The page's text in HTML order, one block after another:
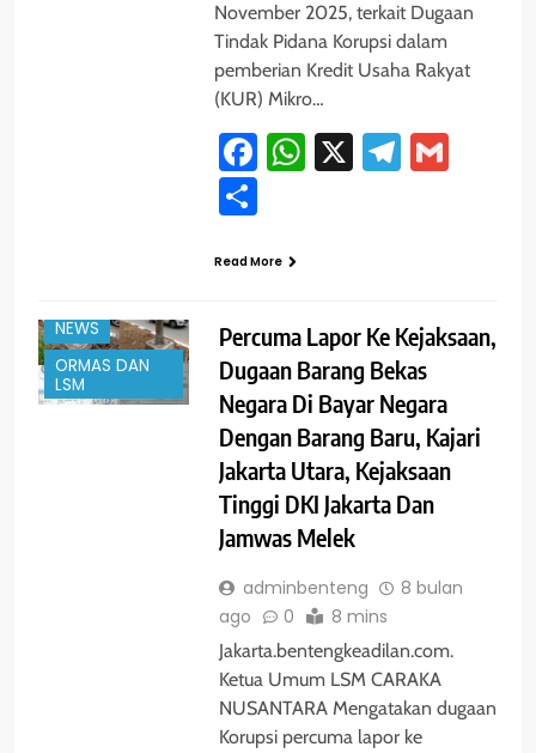
November 2025, terkait Dugaan
Tindak Pidana Korupsi dalam
pemberian Kredit Usaha Rakyat
(KUR) Mikro…
Facebook
WhatsApp
X
Read More
NEWS
ORMAS DAN
LSM
Percuma Lapor Ke Kejaksaan,
Dugaan Barang Bekas
Negara Di Bayar Negara
Dengan Barang Baru, Kajari
Jakarta Utara, Kejaksaan
Tinggi DKI Jakarta Dan
Jamwas Melek
adminbenteng
8 bulan
ago
0 8 mins
Jakarta.bentengkeadilan.com.
Ketua Umum LSM CARAKA
NUSANTARA Mengatakan dugaan
Korupsi percuma lapor ke